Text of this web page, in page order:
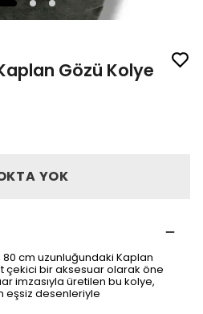
Gözü Kolye
YOK
cm uzunluğundaki Kaplan
çekici bir aksesuar olarak öne
imzasıyla üretilen bu kolye,
eşsiz desenleriyle